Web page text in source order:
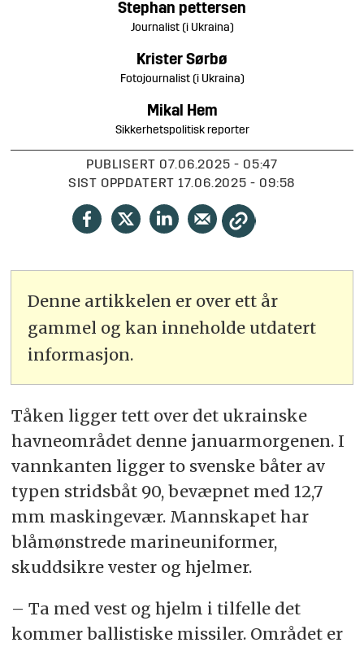
Stephan pettersen
Journalist (i Ukraina)
Krister Sørbø
Fotojournalist (i Ukraina)
Mikal Hem
Sikkerhetspolitisk reporter
PUBLISERT
07.06.2025 - 05:47
SIST OPPDATERT
17.06.2025 - 09:58
Denne artikkelen er over ett år
gammel og kan inneholde utdatert
informasjon.
Tåken ligger tett over det ukrainske
havneområdet denne januarmorgenen. I
vannkanten ligger to svenske båter av
typen stridsbåt 90, bevæpnet med 12,7
mm maskingevær. Mannskapet har
blåmønstrede marineuniformer,
skuddsikre vester og hjelmer.
– Ta med vest og hjelm i tilfelle det
kommer ballistiske missiler. Området er